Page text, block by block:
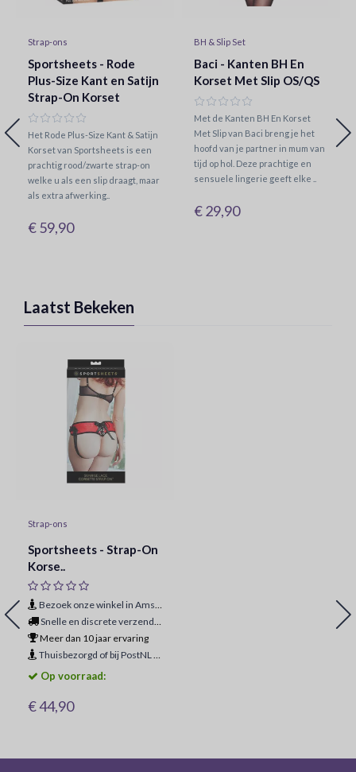
Strap-ons
Sportsheets - Rode
Plus-Size Kant en Satijn
Strap-On Korset
Het Rode Plus-Size Kant & Satijn
Korset van Sportsheets is een
prachtig rood/zwarte strap-on
welke u als een slip draagt, maar
als extra afwerking..
€ 59,90
BH & Slip Set
Baci - Kanten BH En
Korset Met Slip OS/QS
Met de Kanten BH En Korset
Met Slip van Baci breng je het
hoofd van je partner in mum van
tijd op hol. Deze prachtige en
sensuele lingerie geeft elke ..
€ 29,90
Laatst Bekeken
Strap-ons
Sportsheets - Strap-On
Korse..
Bezoek onze winkel in Amsterdam
Snelle en discrete verzending
Meer dan 10 jaar ervaring
Thuisbezorgd of bij PostNL ophaalpunt
Op voorraad:
€ 44,90